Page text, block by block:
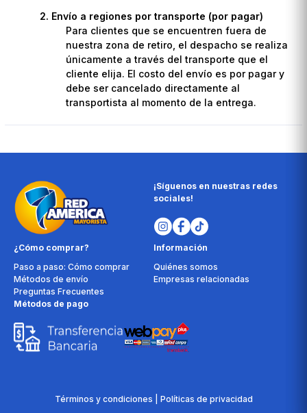
Envío a regiones por transporte (por pagar)
Para clientes que se encuentren fuera de
nuestra zona de retiro, el despacho se realiza
únicamente a través del transporte que el
cliente elija. El costo del envío es por pagar y
debe ser cancelado directamente al
transportista al momento de la entrega.
¡Síguenos en nuestras redes
sociales!
¿Cómo comprar?
Paso a paso: Cómo comprar
Métodos de envío
Preguntas Frecuentes
Información
Quiénes somos
Empresas relacionadas
Métodos de pago
Términos y condiciones | Políticas de privacidad